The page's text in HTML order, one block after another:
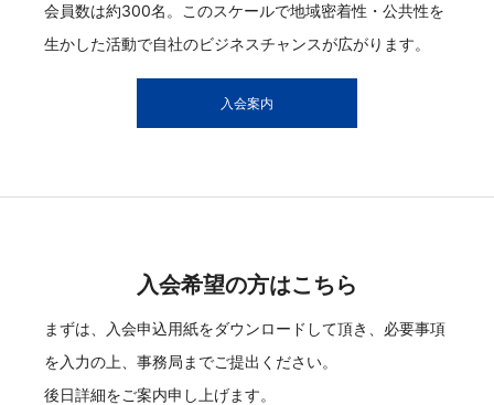
会員数は約300名。このスケールで地域密着性・公共性を
生かした活動で自社のビジネスチャンスが広がります。
入会案内
入会希望の方はこちら
まずは、入会申込用紙をダウンロードして頂き、必要事項
を入力の上、事務局までご提出ください。
後日詳細をご案内申し上げます。